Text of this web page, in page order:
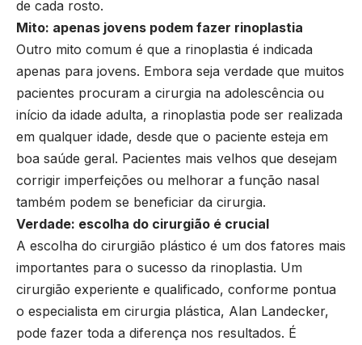
de cada rosto.
Mito: apenas jovens podem fazer rinoplastia
Outro mito comum é que a rinoplastia é indicada
apenas para jovens. Embora seja verdade que muitos
pacientes procuram a cirurgia na adolescência ou
início da idade adulta, a rinoplastia pode ser realizada
em qualquer idade, desde que o paciente esteja em
boa saúde geral. Pacientes mais velhos que desejam
corrigir imperfeições ou melhorar a função nasal
também podem se beneficiar da cirurgia.
Verdade: escolha do cirurgião é crucial
A escolha do cirurgião plástico é um dos fatores mais
importantes para o sucesso da rinoplastia. Um
cirurgião experiente e qualificado, conforme pontua
o especialista em cirurgia plástica, Alan Landecker,
pode fazer toda a diferença nos resultados. É